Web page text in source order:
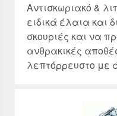
Αντισκωριακό &
ειδικά έλαια και
σκουριές και να
ανθρακικές
λεπτόρρευστο με